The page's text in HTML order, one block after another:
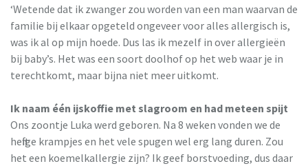
‘Wetende dat ik zwanger zou worden van een man waarvan de
familie bij elkaar opgeteld ongeveer voor alles allergisch is,
was ik al op mijn hoede. Dus las ik mezelf in over allergieën
bij baby’s. Het was een soort doolhof op het web waar je in
terechtkomt, maar bijna niet meer uitkomt.
Ik naam één ijskoffie met slagroom en had meteen spijt
Ons zoontje Luka werd geboren. Na 8 weken vonden we de
heftige krampjes en het vele spugen wel erg lang duren. Zou
het een koemelkallergie zijn? Ik geef borstvoeding, dus daar